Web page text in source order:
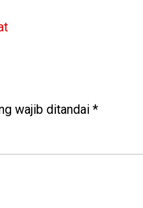
wajib ditandai *